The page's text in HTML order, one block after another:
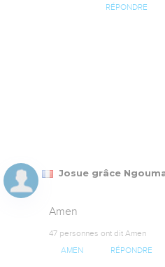
RÉPONDRE
Josue grâce
Amen
47 personnes ont dit Amen
AMEN RÉPONDRE